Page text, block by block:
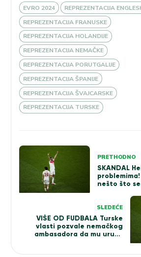
EVRO 2024
REPREZENTACIJA
REPREZENTACIJA FRANUSKE
REPREZENTACIJA HOLANDIJE
REPREZENTACIJA NEMAČKE
REPREZENTACIJA PORUTGALIJE
REPREZENTACIJA ŠPANIJE
REPREZENTACIJA ŠVAJCARSKE
REPREZENTACIJA TURSKE
Kretanje
članka
PRETHODNO
SKANDAL
nešto što se
SLEDEĆE
VIŠE OD FUDBALA Turske
vlasti pozvale nemačkog
ambasadora da mu uruče